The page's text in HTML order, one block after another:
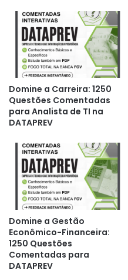
Domine a Carreira: 1250
Questões Comentadas
para Analista de TI na
DATAPREV
Domine a Gestão
Econômico-Financeira:
1250 Questões
Comentadas para
DATAPREV